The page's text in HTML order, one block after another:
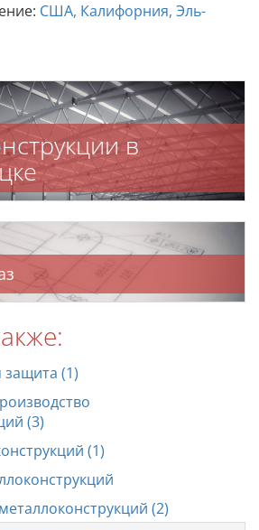
США, Калифорния, Эль-
в
(1)
(3)
(1)
(2)